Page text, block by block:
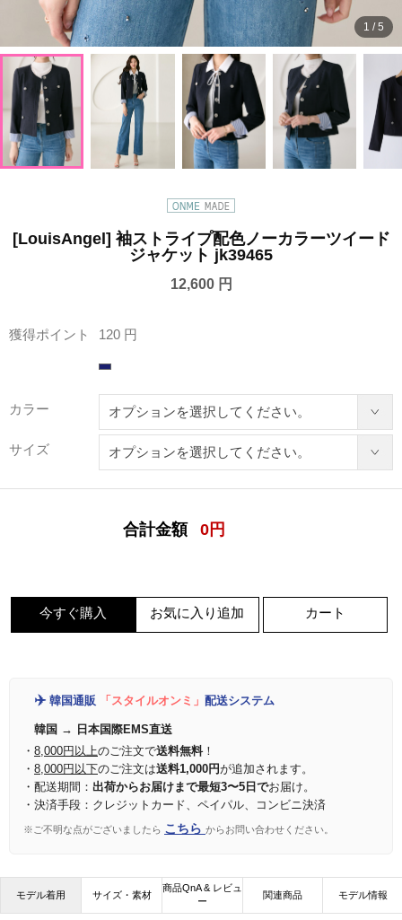
1 /5
[LouisAngel] 袖ストライプ配色ノーカラーツイード
ジャケット jk39465
12,600 円
獲得ポイント 120 円
カラー
サイズ
合計金額 0 円
今すぐ購入 お気に入り追加 カート
✈️ 韓国通販 「スタイルオンミ」 配送システム
韓国 → 日本国際EMS直送
・ 8,000円以上のご注文で送料無料！
・ 8,000円以下のご注文は送料1,000円が追加されます。
・配送期間： 出荷からお届けまで最短3〜5日でお届け。
・決済手段：クレジットカード、ペイパル、コンビニ決済
※ご不明な点がございましたら こちら からお問い合わせください。
モデル着用 サイズ・素材
商品QnA & レビュ
ー
関連商品 モデル情報